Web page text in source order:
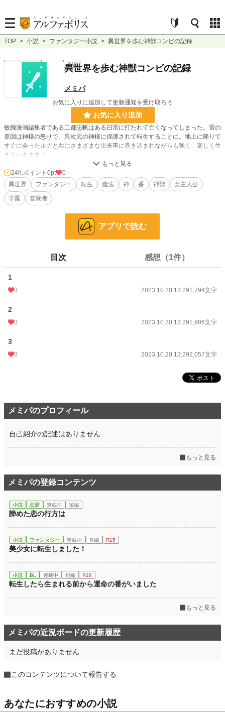
TOP > 小説 > ファンタジー小説 > 異世界を歩む神獣コンビの記録
ファンタジー 連載中 長編
異世界を歩む神獣コンビの記録
メミパ
お気に入りに追加して更新通知を受け取ろう
お気に入り追加
敏腕漫画編集者である二都志帆はある日雷に打たれて亡くなってしまった。雷の
原因は神様の怒りで、異次元の神様に保護されて転生することに。地上に降りて
すぐに会ったルナと共にさまざまな出来事に巻き込まれながらも強く、楽しく生
きていきます！
これは『美少女に転生しました』の改良版です
228,971 位 / 228,971 件
53,349 位 / 53,349 件
24h.ポイント
文字数
更新日時
初回公開日時
週間ポイント
24h.ポイント 0pt
0
異世界
ファンタジー 転生 魔法 神 番 神獣
女主人公
学園
冒険者
アプリで読む
目次 感想（1件）
1
0 2023.10.20 13:291,794文字
2
0 2023.10.20 13:291,986文字
3
0 2023.10.20 13:292,057文字
メミパのプロフィール
自己紹介の記述はありません
もっと見る
メミパの登録コンテンツ
小説 恋愛 連載中 短編
諦めた恋の行方は
小説 ファンタジー 連載中 長編 R15
美少女に転生しました！
小説 BL 連載中 短編 R18
転生したら生まれる前から運命の番がいました
もっと見る
メミパの近況ボードの更新履歴
まだ投稿がありません
このコンテンツについて報告する
あなたにおすすめの小説